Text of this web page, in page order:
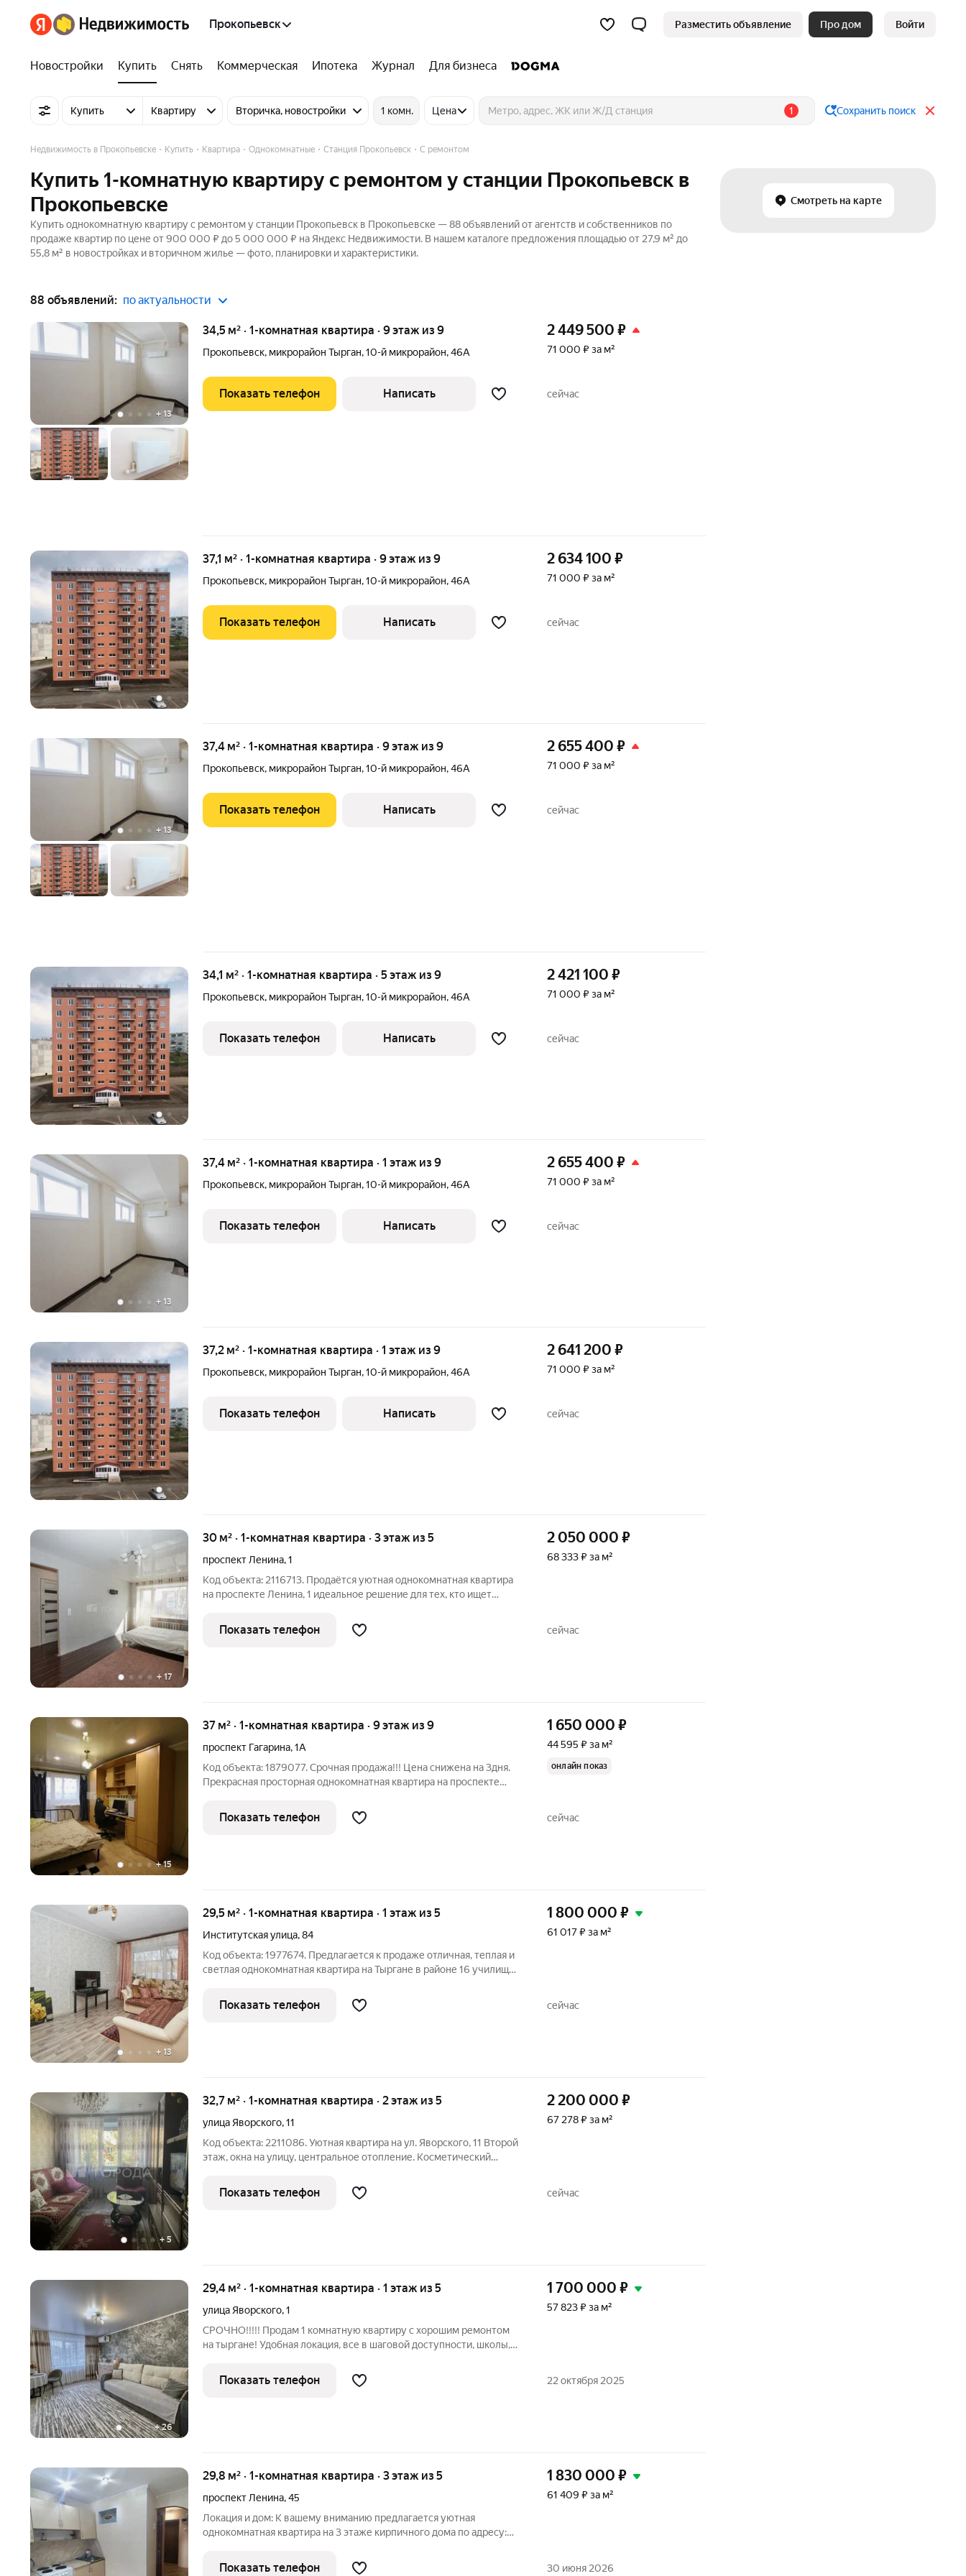
Прокопьевск Разместить объявление Про дом Войти
Новостройки Купить Снять Коммерческая Ипотека Журнал Для бизнеса
Купить Квартиру Вторичка, новостройки 1 комн. Цена 1 Сохранить поиск
Смотреть на карте
Недвижимость в Прокопьевске Купить Квартира Однокомнатные Станция Прокопьевск С ремонтом
Купить 1-комнатную квартиру с ремонтом у станции Прокопьевск в
Прокопьевске
Купить однокомнатную квартиру с ремонтом у станции Прокопьевск в Прокопьевске — 88 объявлений от агентств и собственников по
продаже квартир по цене от 900 000 ₽ до 5 000 000 ₽ на Яндекс Недвижимости. В нашем каталоге предложения площадью от 27,9 м² до
55,8 м² в новостройках и вторичном жилье — фото, планировки и характеристики.
88 объявлений: по актуальности
+ 13
34,5 м² · 1-комнатная квартира · 9 этаж из 9
Прокопьевск, микрорайон Тырган,10-й микрорайон,46А
2 449 500 ₽
71 000 ₽ за м²
Показать телефон Написать сейчас
37,1 м² · 1-комнатная квартира · 9 этаж из 9
Прокопьевск, микрорайон Тырган,10-й микрорайон,46А
2 634 100 ₽
71 000 ₽ за м²
Показать телефон Написать сейчас
+ 13
37,4 м² · 1-комнатная квартира · 9 этаж из 9
Прокопьевск, микрорайон Тырган,10-й микрорайон,46А
2 655 400 ₽
71 000 ₽ за м²
Показать телефон Написать сейчас
34,1 м² · 1-комнатная квартира · 5 этаж из 9
Прокопьевск, микрорайон Тырган,10-й микрорайон,46А
2 421 100 ₽
71 000 ₽ за м²
Показать телефон Написать сейчас
+ 13
37,4 м² · 1-комнатная квартира · 1 этаж из 9
Прокопьевск, микрорайон Тырган,10-й микрорайон,46А
2 655 400 ₽
71 000 ₽ за м²
Показать телефон Написать сейчас
37,2 м² · 1-комнатная квартира · 1 этаж из 9
Прокопьевск, микрорайон Тырган,10-й микрорайон,46А
2 641 200 ₽
71 000 ₽ за м²
Показать телефон Написать сейчас
+ 17
30 м² · 1-комнатная квартира · 3 этаж из 5
проспект Ленина,1
Код объекта: 2116713. Продаётся уютная однокомнатная квартира
на проспекте Ленина, 1 идеальное решение для тех, кто ищет
третьем этаже пятиэтажного кирпичного дома 1969 года
постройки. Жилая
2 050 000 ₽
68 333 ₽ за м²
Показать телефон сейчас
+15
37 м² · 1-комнатная квартира · 9 этаж из 9
проспект Гагарина,1А
Код объекта: 1879077. Срочная продажа!!! Цена снижена на 3дня.
Прекрасная просторная однокомнатная квартира на проспекте
м жилая площадь, а 8 кв. м кухня. Косметический ремонт
1 650 000 ₽
44 595 ₽ за м²
онлайн показ
Показать телефон сейчас
+ 13
29,5 м² · 1-комнатная квартира · 1 этаж из 5
Институтская улица,84
Код объекта: 1977674. Предлагается к продаже отличная, теплая и
светлая однокомнатная квартира на Тыргане в районе 16 училища.
окна пластиковые, на полу линолеум, ванная комната обшита
1 800 000 ₽
61 017 ₽ за м²
Показать телефон сейчас
+ 5
32,7 м² · 1-комнатная квартира · 2 этаж из 5
улица Яворского,11
Код объекта: 2211086. Уютная квартира на ул. Яворского, 11 Второй
этаж, окна на улицу, центральное отопление. Косметический
до идеала без капитальных затрат. Санузел совмещенный,
удобной
2 200 000 ₽
67 278 ₽ за м²
Показать телефон сейчас
+26
29,4 м² · 1-комнатная квартира · 1 этаж из 5
улица Яворского,1
СРОЧНО!!!!! Продам 1 комнатную квартиру с хорошим ремонтом
на тыргане! Удобная локация, все в шаговой доступности, школы,
косметический ремонт, натяжной потолок, поклеены хорошие
обои. Окна
1 700 000 ₽
57 823 ₽ за м²
Показать телефон 22 октября 2025
29,8 м² · 1-комнатная квартира · 3 этаж из 5
проспект Ленина,45
Локация и дом: К вашему вниманию предлагается уютная
однокомнатная квартира на 3 этаже кирпичного дома по адресу:
первой линии дороги (тихо, но близко к основным улицам).
1 830 000 ₽
61 409 ₽ за м²
Показать телефон 30 июня 2026